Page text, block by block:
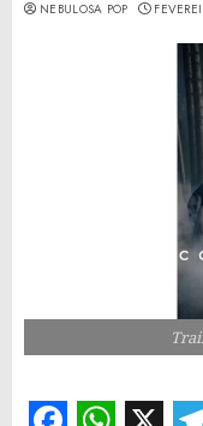
NEBULOSA POP